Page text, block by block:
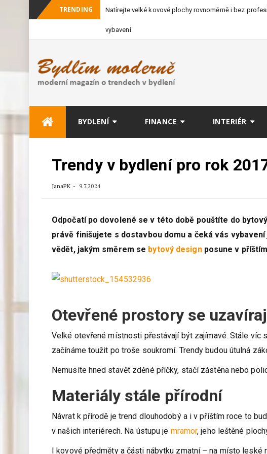
TRENDING Natírejte velké kovové plochy rovnoměrně i bez
vybavení
BYDLENÍ FINANCE INTERIÉR
Trendy v bydlení pro rok
JanaPK 9.7.2024
Odpočatí po dovolené se v této době pouštíte do
právě finišujete s dostavbou domu a čeká vás
vědět, jakým směrem se bytový designposune v
Otevřené prostory se
Velké otevřené místnosti přestávají být zajímavé. Stále víc
začínáme toužit po troše soukromí. Trendy budou útulná
Nemusíte hned stavět zděné příčky, stačí zástěna nebo
Materiály stále přírodní
Návrat k přírodě je trend dlouhodobý a i v příštím roce to
v našich interiérech. Na ústupu je mramor, jeho leštěné
I kovové předměty a části nábytku zmatní – na místo